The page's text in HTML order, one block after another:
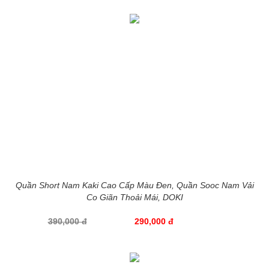
Quần Short Nam Kaki Cao Cấp Màu Đen, Quần Sooc Nam Vải
Co Giãn Thoải Mái, DOKI
390,000 đ 290,000 đ